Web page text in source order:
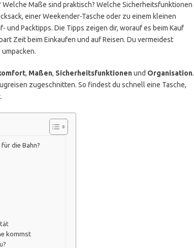
Maße sind praktisch? Welche Sicherheitsfunktionen
einer Weekender-Tasche oder zu einem kleinen
und Packtipps. Die Tipps zeigen dir, worauf es beim Kauf
Zeit beim Einkaufen und auf Reisen. Du vermeidest
, Maßen, Sicherheitsfunktionenund Organisation.
zugeschnitten. So findest du schnell eine Tasche,
die Bahn?
kommst